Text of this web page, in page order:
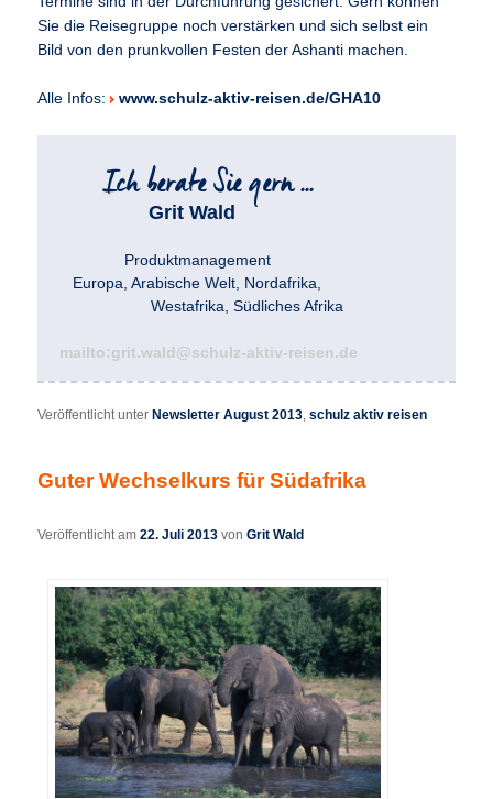
Sie die Reisegruppe noch verstärken und sich selbst ein
Bild von den prunkvollen Festen der Ashanti machen.
Alle Infos: www.schulz-aktiv-reisen.de/GHA10
Grit Wald
Produktmanagement
Europa, Arabische Welt, Nordafrika,
Westafrika, Südliches Afrika
mailto:grit.wald@schulz-aktiv-reisen.de
Veröffentlicht unter Newsletter August 2013,schulz aktiv reisen
Guter Wechselkurs für Südafrika
Veröffentlicht am22. Juli 2013 vonGrit Wald